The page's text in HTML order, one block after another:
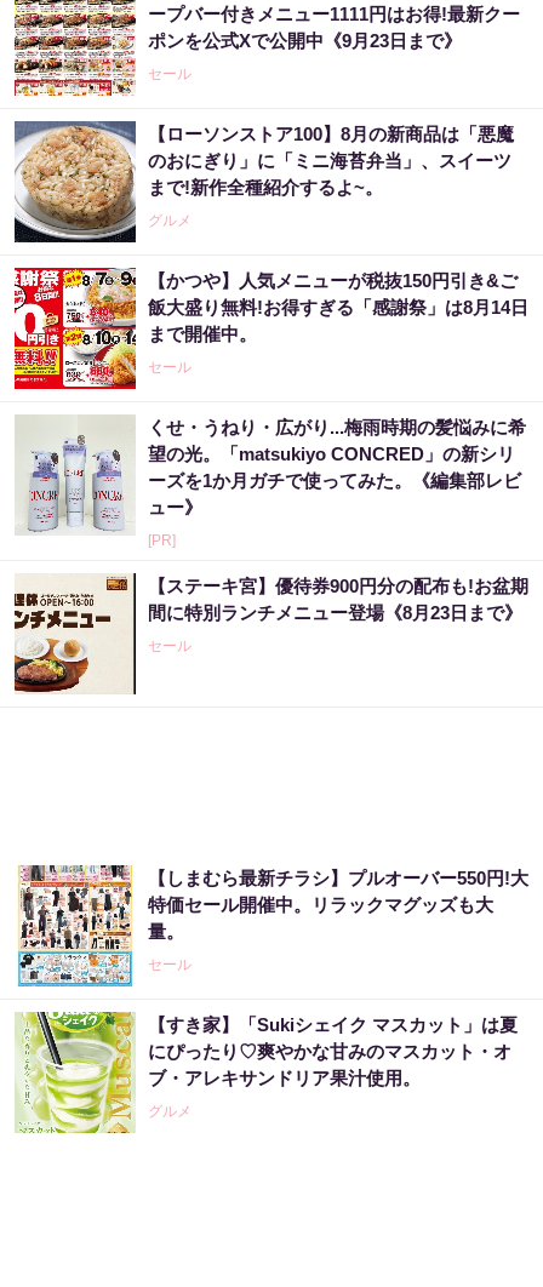
ープバー付きメニュー1111円はお得!最新クー
ポンを公式Xで公開中《9月23日まで》
セール
【ローソンストア100】8月の新商品は「悪魔
のおにぎり」に「ミニ海苔弁当」、スイーツ
まで!新作全種紹介するよ~。
グルメ
【かつや】人気メニューが税抜150円引き&ご
飯大盛り無料!お得すぎる「感謝祭」は8月14日
まで開催中。
セール
くせ・うねり・広がり...梅雨時期の髪悩みに希
望の光。「matsukiyo CONCRED」の新シリ
ーズを1か月ガチで使ってみた。《編集部レビ
ュー》
[PR]
【ステーキ宮】優待券900円分の配布も!お盆期
間に特別ランチメニュー登場《8月23日まで》
セール
【しまむら最新チラシ】プルオーバー550円!大
特価セール開催中。リラックマグッズも大
量。
セール
【すき家】「Sukiシェイク マスカット」は夏
にぴったり♡爽やかな甘みのマスカット・オ
ブ・アレキサンドリア果汁使用。
グルメ